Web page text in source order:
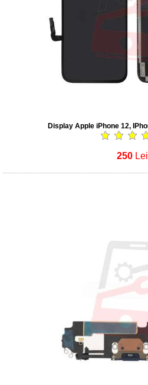
Display Apple iPhone 12,
250 Lei